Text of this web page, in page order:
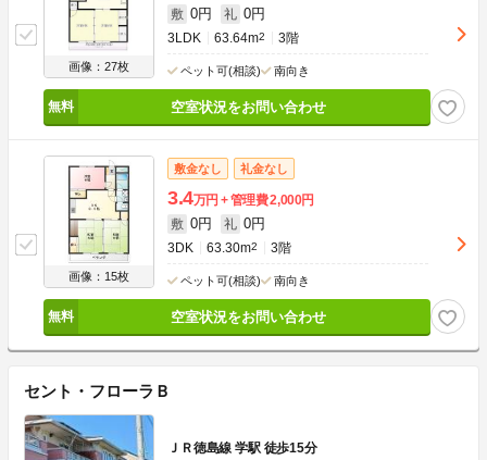
画像：27枚
敷 0円 礼 0円
3LDK 63.64m2 3階
ペット可(相談) 南向き
空室状況をお問い合わせ
画像：15枚
敷金なし 礼金なし
3.4万円 管理費2,000円
敷 0円 礼 0円
3DK 63.30m2 3階
ペット可(相談) 南向き
空室状況をお問い合わせ
セント・フローラＢ
ＪＲ徳島線 学駅 徒歩15分